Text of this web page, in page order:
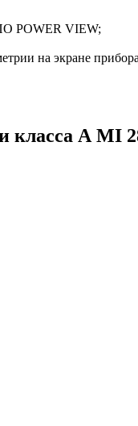
POWER VIEW;
на экране
класса А